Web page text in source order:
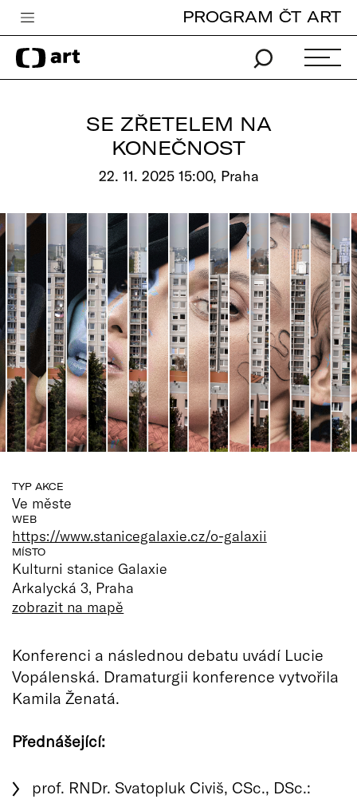
Česká televize
Zpravodajství
Vše o ČT
PROGRAM ČT ART
SE ZŘETELEM NA
KONEČNOST
22. 11. 2025 15:00, Praha
TYP AKCE
Ve měste
WEB
https://www.stanicegalaxie.cz/o-galaxii
MÍSTO
Kulturni stanice Galaxie
Arkalycká 3, Praha
zobrazit na mapě
Konferenci a následnou debatu uvádí Lucie
Vopálenská. Dramaturgii konference vytvořila
Kamila Ženatá.
Přednášející:
prof. RNDr. Svatopluk Civiš, CSc., DSc.: